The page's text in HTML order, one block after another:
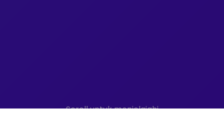
Scroll untuk menjelajahi